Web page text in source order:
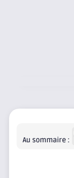
Au sommaire :